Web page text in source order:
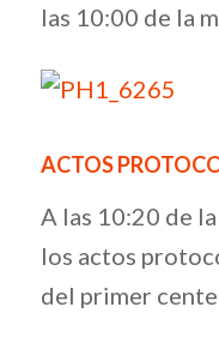
las 10:00 de la
ACTOS
A las 10:20 de
los actos
del primer